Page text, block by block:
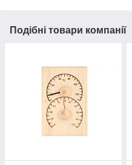
Подібні товари компанії